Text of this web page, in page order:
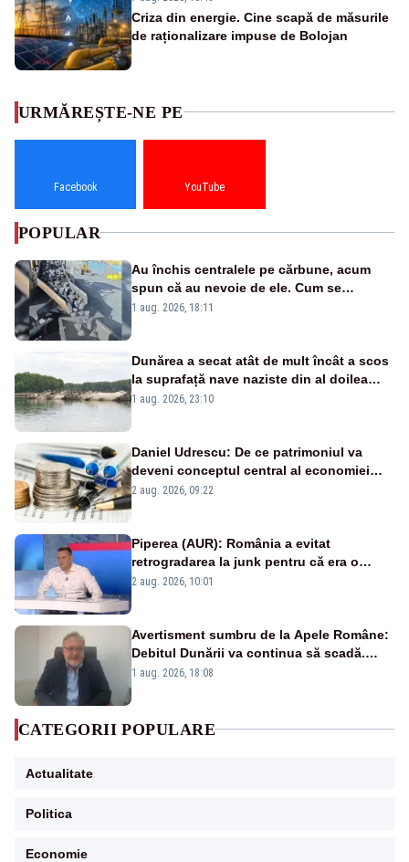
Criza din energie. Cine scapă de măsurile
de raționalizare impuse de Bolojan
URMĂREȘTE-NE PE
Facebook YouTube
POPULAR
Au închis centralele pe cărbune, acum
spun că au nevoie de ele. Cum se
pasează vina în plină criză energetică
1 aug. 2026, 18:11
Dunărea a secat atât de mult încât a scos
la suprafață nave naziste din al doilea
război mondial
1 aug. 2026, 23:10
Daniel Udrescu: De ce patrimoniul va
deveni conceptul central al economiei
viitoare?
2 aug. 2026, 09:22
Piperea (AUR): România a evitat
retrogradarea la junk pentru că era o
catastrofă pentru bănci și fondurile de
2 aug. 2026, 10:01
Avertisment sumbru de la Apele Române:
Debitul Dunării va continua să scadă.
Cernavodă s-ar putea închide în 4 zile
1 aug. 2026, 18:08
CATEGORII POPULARE
Actualitate
Politica
Economie